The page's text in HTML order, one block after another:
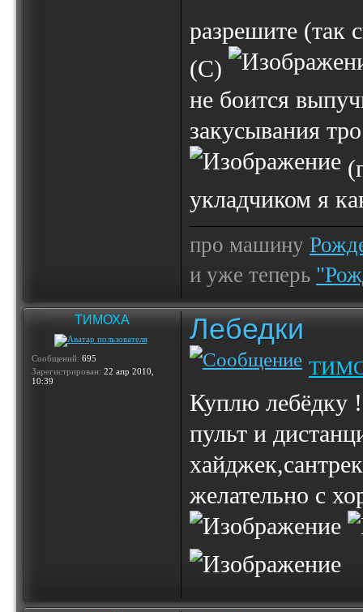
разрешите (так
(С)
не боится
закусывания
укладчиком я
про машину
и уже теперь
ТИМОХА
Сообщений: 695
Зарегистрирован: 22 апр 2010,
10:39
Лебедки
Куплю лебёдку
пульт и
желательно с